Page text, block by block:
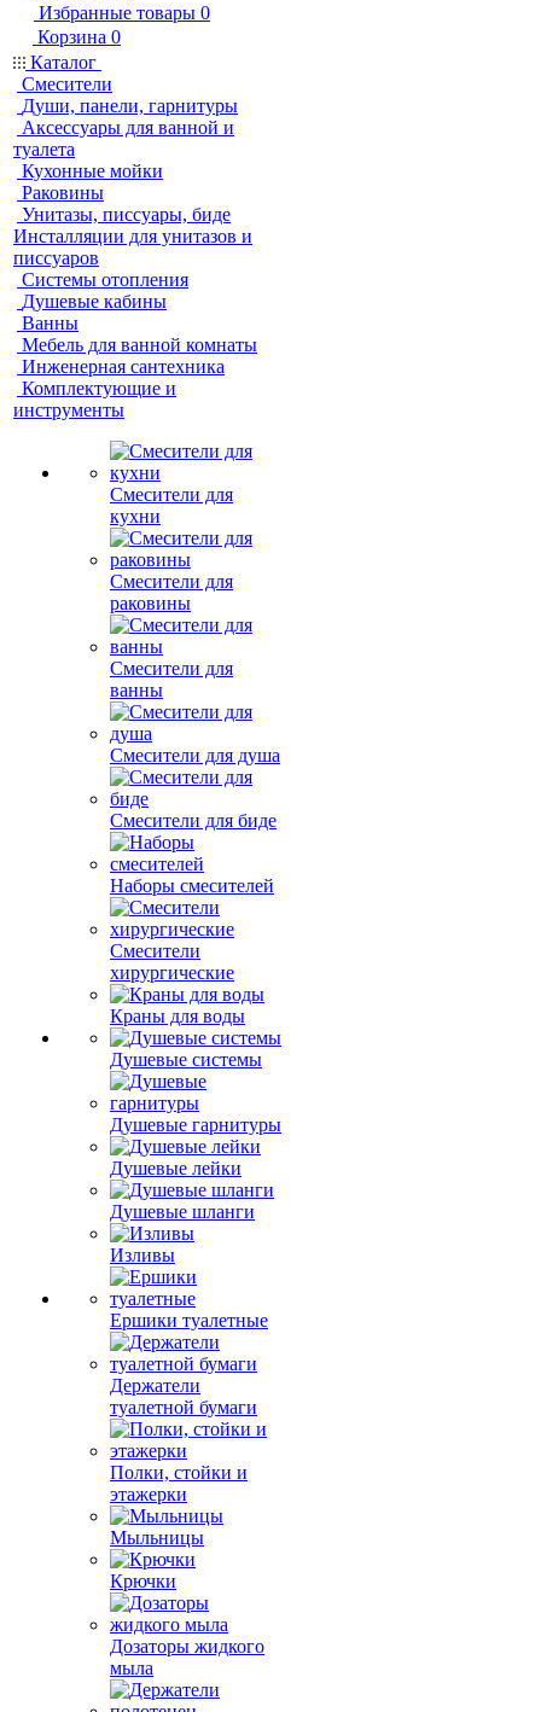
Избранные товары 0
Корзина 0
Каталог
Смесители
Души, панели, гарнитуры
Аксессуары для ванной и
туалета
Кухонные мойки
Раковины
Унитазы, писсуары, биде
Инсталляции для унитазов и
писсуаров
Системы отопления
Душевые кабины
Ванны
Мебель для ванной комнаты
Инженерная сантехника
Комплектующие и
инструменты
Смесители для
кухни
Смесители для
раковины
Смесители для
ванны
Смесители для душа
Смесители для биде
Наборы смесителей
Смесители
хирургические
Краны для воды
Душевые системы
Душевые гарнитуры
Душевые лейки
Душевые шланги
Изливы
Ершики туалетные
Держатели
туалетной бумаги
Полки, стойки и
этажерки
Мыльницы
Крючки
Дозаторы жидкого
мыла